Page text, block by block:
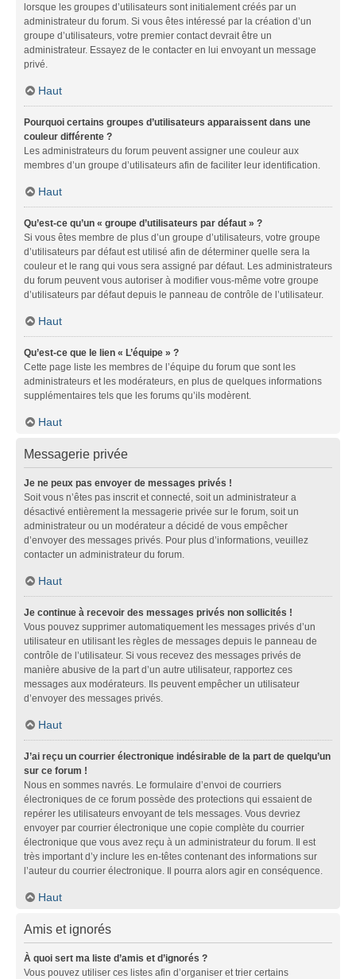
lorsque les groupes d’utilisateurs sont initialement créés par un
administrateur du forum. Si vous êtes intéressé par la création d’un
groupe d’utilisateurs, votre premier contact devrait être un
administrateur. Essayez de le contacter en lui envoyant un message
privé.
Haut
Pourquoi certains groupes d’utilisateurs apparaissent dans une
couleur différente ?
Les administrateurs du forum peuvent assigner une couleur aux
membres d’un groupe d’utilisateurs afin de faciliter leur identification.
Haut
Qu’est-ce qu’un « groupe d’utilisateurs par défaut » ?
Si vous êtes membre de plus d’un groupe d’utilisateurs, votre groupe
d’utilisateurs par défaut est utilisé afin de déterminer quelle sera la
couleur et le rang qui vous sera assigné par défaut. Les administrateurs
du forum peuvent vous autoriser à modifier vous-même votre groupe
d’utilisateurs par défaut depuis le panneau de contrôle de l’utilisateur.
Haut
Qu’est-ce que le lien « L’équipe » ?
Cette page liste les membres de l’équipe du forum que sont les
administrateurs et les modérateurs, en plus de quelques informations
supplémentaires tels que les forums qu’ils modèrent.
Haut
Messagerie privée
Je ne peux pas envoyer de messages privés !
Soit vous n’êtes pas inscrit et connecté, soit un administrateur a
désactivé entièrement la messagerie privée sur le forum, soit un
administrateur ou un modérateur a décidé de vous empêcher
d’envoyer des messages privés. Pour plus d’informations, veuillez
contacter un administrateur du forum.
Haut
Je continue à recevoir des messages privés non sollicités !
Vous pouvez supprimer automatiquement les messages privés d’un
utilisateur en utilisant les règles de messages depuis le panneau de
contrôle de l’utilisateur. Si vous recevez des messages privés de
manière abusive de la part d’un autre utilisateur, rapportez ces
messages aux modérateurs. Ils peuvent empêcher un utilisateur
d’envoyer des messages privés.
Haut
J’ai reçu un courrier électronique indésirable de la part de quelqu’un
sur ce forum !
Nous en sommes navrés. Le formulaire d’envoi de courriers
électroniques de ce forum possède des protections qui essaient de
repérer les utilisateurs envoyant de tels messages. Vous devriez
envoyer par courrier électronique une copie complète du courrier
électronique que vous avez reçu à un administrateur du forum. Il est
très important d’y inclure les en-têtes contenant des informations sur
l’auteur du courrier électronique. Il pourra alors agir en conséquence.
Haut
Amis et ignorés
À quoi sert ma liste d’amis et d’ignorés ?
Vous pouvez utiliser ces listes afin d’organiser et trier certains